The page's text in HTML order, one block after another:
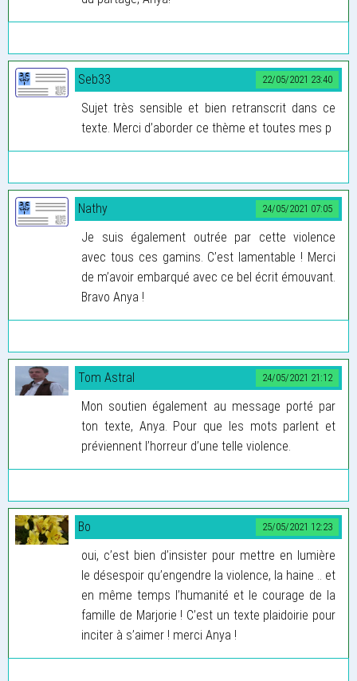
22/05/2021 23:40
Seb33
Sujet très sensible et bien retranscrit dans ce
texte. Merci d’aborder ce thème et toutes mes p
24/05/2021 07:05
Nathy
Je suis également outrée par cette violence
avec tous ces gamins. C’est lamentable ! Merci
de m’avoir embarqué avec ce bel écrit émouvant.
Bravo Anya !
24/05/2021 21:12
Tom Astral
Mon soutien également au message porté par
ton texte, Anya. Pour que les mots parlent et
préviennent l’horreur d’une telle violence.
25/05/2021 12:23
Bo
oui, c’est bien d’insister pour mettre en lumière
le désespoir qu’engendre la violence, la haine .. et
en même temps l’humanité et le courage de la
famille de Marjorie ! C’est un texte plaidoirie pour
inciter à s’aimer ! merci Anya !